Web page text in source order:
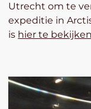
Utrecht om te
expeditie in
is hier te bekijken